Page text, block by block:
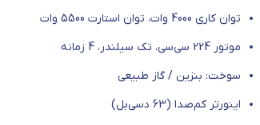
توان کاری 4000 وات، توان استارت 5500 وات
موتور 224 سی‌سی، تک سیلندر، 4 زمانه
سوخت: بنزین / گاز طبیعی
اینورتر کم‌صدا (63 دسی‌بل)